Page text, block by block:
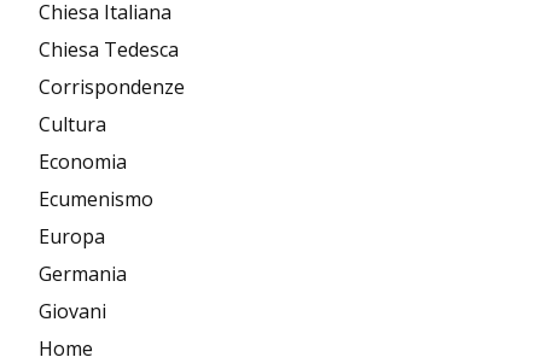
Chiesa Italiana
Chiesa Tedesca
Corrispondenze
Cultura
Economia
Ecumenismo
Europa
Germania
Giovani
Home